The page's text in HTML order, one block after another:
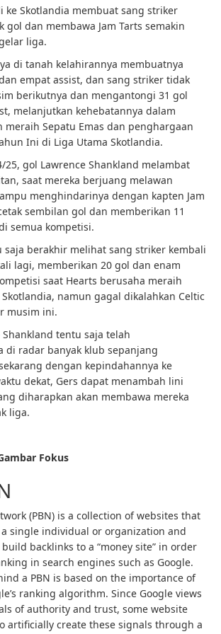
ke Skotlandia membuat sang striker
gol dan membawa Jam Tarts semakin
liga.
di tanah kelahirannya membuatnya
empat assist, dan sang striker tidak
berikutnya dan mengantongi 31 gol
melanjutkan kehebatannya dalam
meraih Sepatu Emas dan penghargaan
Ini di Liga Utama Skotlandia.
25, gol Lawrence Shankland melambat
saat mereka berjuang melawan
menghindarinya dengan kapten Jam
sembilan gol dan memberikan 11
semua kompetisi.
saja berakhir melihat sang striker kembali
lagi, memberikan 20 gol dan enam
saat Hearts berusaha meraih
namun gagal dikalahkan Celtic
musim ini.
Shankland tentu saja telah
di radar banyak klub sepanjang
dengan kepindahannya ke
dekat, Gers dapat menambah lini
diharapkan akan membawa mereka
liga.
Fokus
(PBN) is a collection of websites that
single individual or organization and
backlinks to a “money site” in order
in search engines such as Google.
a PBN is based on the importance of
ranking algorithm. Since Google views
of authority and trust, some website
artificially create these signals through a